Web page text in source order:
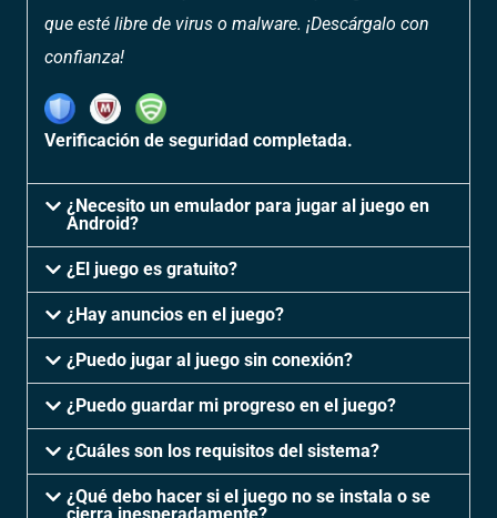
que esté libre de virus o malware. ¡Descárgalo con
confianza!
Verificación de seguridad completada.
¿Necesito un emulador para jugar al juego en
Android?
¿El juego es gratuito?
¿Hay anuncios en el juego?
¿Puedo jugar al juego sin conexión?
¿Puedo guardar mi progreso en el juego?
¿Cuáles son los requisitos del sistema?
¿Qué debo hacer si el juego no se instala o se